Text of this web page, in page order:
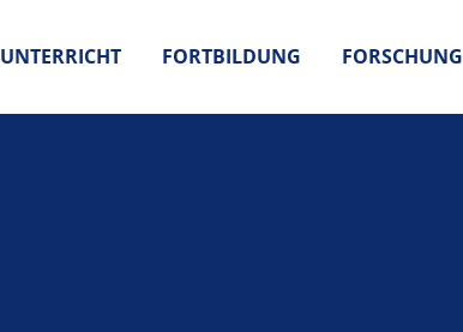
UNTERRICHT FORTBILDUNG FORSCHUNG